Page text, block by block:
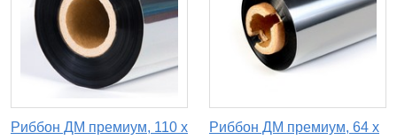
Риббон ДМ премиум, 110 х
Риббон ДМ премиум, 64 х